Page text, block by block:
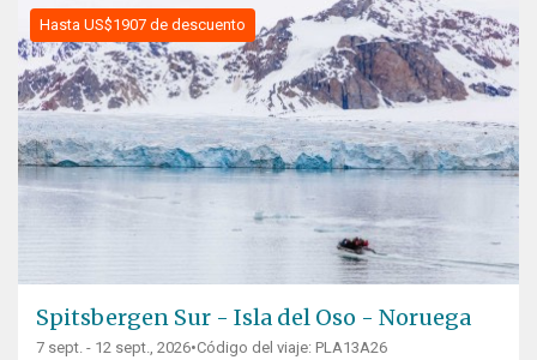
Hasta US$1907 de descuento
Spitsbergen Sur - Isla del Oso - Noruega
7 sept. - 12 sept., 2026•Código del viaje: PLA13A26